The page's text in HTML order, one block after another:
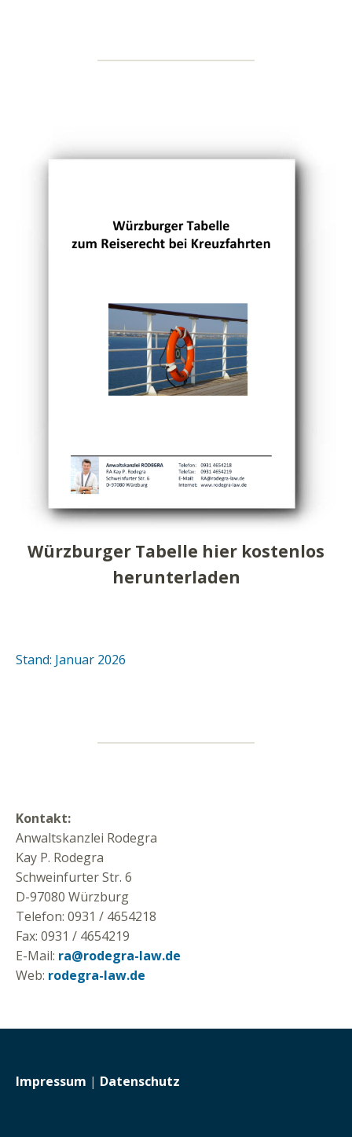
Würzburger Tabelle hier kostenlos
herunterladen
Stand: Januar 2026
Kontakt:
Anwaltskanzlei Rodegra
Kay P. Rodegra
Schweinfurter Str. 6
D-97080 Würzburg
Telefon: 0931 / 4654218
Fax: 0931 / 4654219
E-Mail: ra@rodegra-law.de
Web: rodegra-law.de
Impressum | Datenschutz